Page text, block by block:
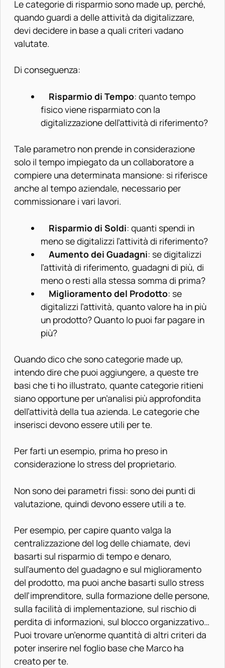
Le categorie di risparmio sono made up, perché,
quando guardi a delle attività da digitalizzare,
devi decidere in base a quali criteri vadano
valutate.
Di conseguenza:
Risparmio di Tempo: quanto tempo
fisico viene risparmiato con la
digitalizzazione dell’attività di riferimento?
Tale parametro non prende in considerazione
solo il tempo impiegato da un collaboratore a
compiere una determinata mansione: si riferisce
anche al tempo aziendale, necessario per
commissionare i vari lavori.
Risparmio di Soldi: quanti spendi in
meno se digitalizzi l’attività di riferimento?
Aumento dei Guadagni: se digitalizzi
l’attività di riferimento, guadagni di più, di
meno o resti alla stessa somma di prima?
Miglioramento del Prodotto: se
digitalizzi l’attività, quanto valore ha in più
un prodotto? Quanto lo puoi far pagare in
più?
Quando dico che sono categorie made up,
intendo dire che puoi aggiungere, a queste tre
basi che ti ho illustrato, quante categorie ritieni
siano opportune per un’analisi più approfondita
dell’attività della tua azienda. Le categorie che
inserisci devono essere utili per te.
Per farti un esempio, prima ho preso in
considerazione lo stress del proprietario.
Non sono dei parametri fissi: sono dei punti di
valutazione, quindi devono essere utili a te.
Per esempio, per capire quanto valga la
centralizzazione del log delle chiamate, devi
basarti sul risparmio di tempo e denaro,
sull’aumento del guadagno e sul miglioramento
del prodotto, ma puoi anche basarti sullo stress
dell’imprenditore, sulla formazione delle persone,
sulla facilità di implementazione, sul rischio di
perdita di informazioni, sul blocco organizzativo…
Puoi trovare un’enorme quantità di altri criteri da
poter inserire nel foglio base che Marco ha
creato per te.